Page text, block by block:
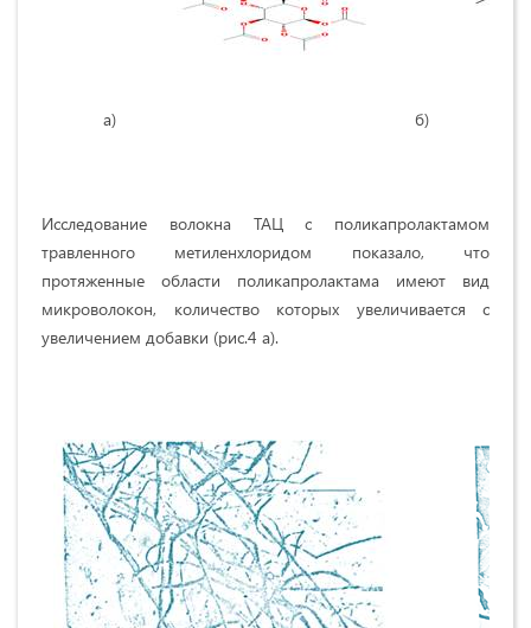
а) б)
Исследование волокна ТАЦ с поликапролактамом
травленного метиленхлоридом показало, что
протяженные области поликапролактама имеют вид
микроволокон, количество которых увеличивается с
увеличением добавки (рис.4 а).